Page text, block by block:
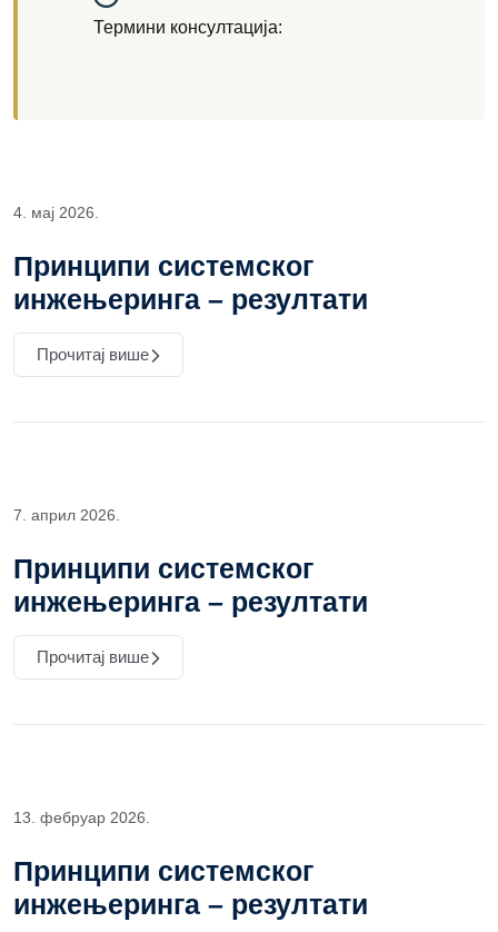
Термини консултација:
4. мај 2026.
Принципи системског
инжењеринга – резултати
Прочитај више
7. април 2026.
Принципи системског
инжењеринга – резултати
Прочитај више
13. фебруар 2026.
Принципи системског
инжењеринга – резултати